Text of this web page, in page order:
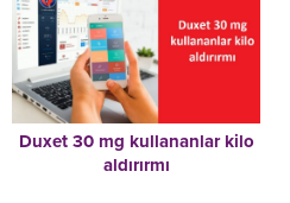
Duxet 30 mg kullananlar kilo
aldırırmı